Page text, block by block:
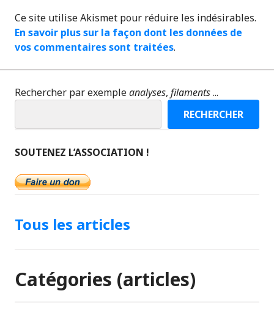
Ce site utilise Akismet pour réduire les indésirables.
En savoir plus sur la façon dont les données de
vos commentaires sont traitées.
Rechercher par exempleanalyses, filaments...
RECHERCHER
SOUTENEZ L’ASSOCIATION !
Tous les articles
Catégories (articles)